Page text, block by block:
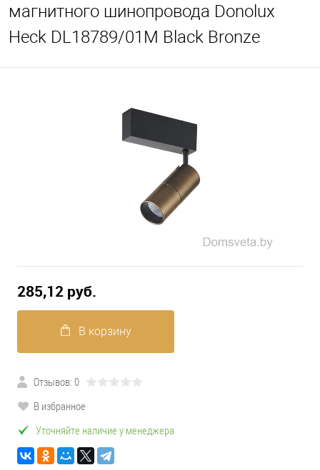
магнитного шинопровода Donolux
Heck DL18789/01M Black Bronze
285,12 pуб.
В корзину
Отзывов: 0
В избранное
Уточняйте наличие у менеджера